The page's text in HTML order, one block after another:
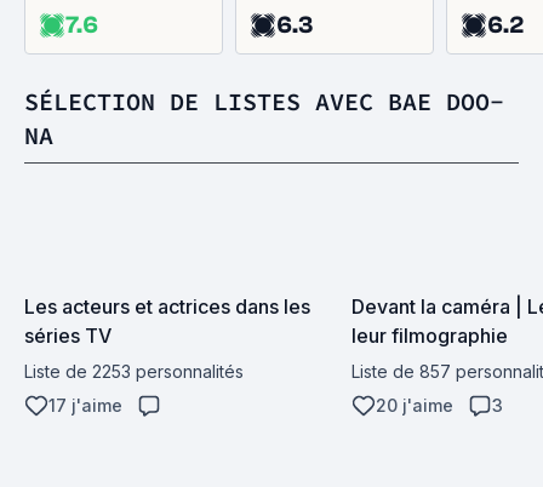
7.6 6.3 6.2
SÉLECTION DE LISTES AVEC BAE DOO-
NA
Les acteurs et actrices dans les
séries TV
Liste de 2253 personnalités
17 j'aime
Devant la caméra |
leur filmographie
Liste de 857
20 j'aime
3